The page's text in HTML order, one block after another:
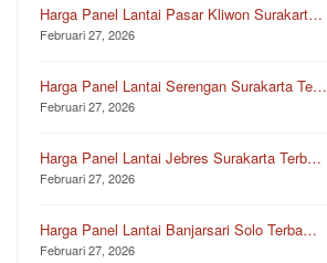
Harga Panel Lantai Pasar Kliwon Surakart…
Februari 27, 2026
Harga Panel Lantai Serengan Surakarta Te…
Februari 27, 2026
Harga Panel Lantai Jebres Surakarta Terb…
Februari 27, 2026
Harga Panel Lantai Banjarsari Solo Terba…
Februari 27, 2026